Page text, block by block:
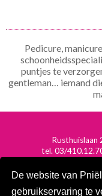
De website van
gebruikservaring te
Pedicure,
puntjes te
gentleman… iemand
Rusthuislaan
tel. 03/